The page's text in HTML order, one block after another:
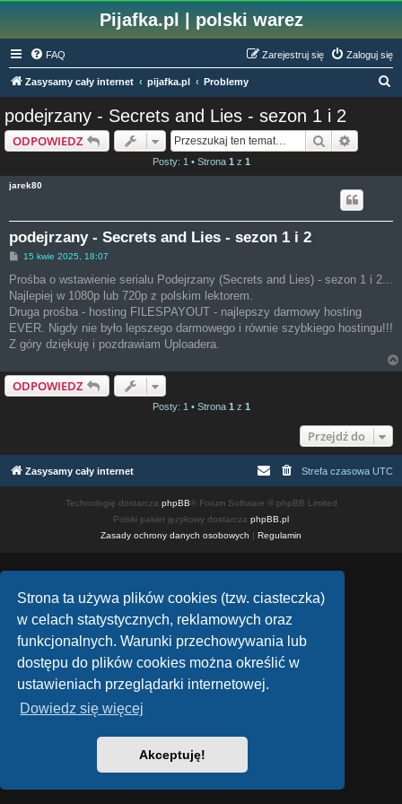
Strona ta używa plików cookies (tzw. ciasteczka)
w celach statystycznych, reklamowych oraz
funkcjonalnych. Warunki przechowywania lub
dostępu do plików cookies można określić w
ustawieniach przeglądarki internetowej.
Dowiedz się więcej
Akceptuję!
Pijafka.pl | polski warez
FAQ Zaloguj się
Zarejestruj się
Zasysamy cały internet pijafka.pl Problemy
podejrzany - Secrets and Lies - sezon 1 i 2
ODPOWIEDZ Szukaj
Posty: 1 • Strona 1 z 1
jarek80
podejrzany - Secrets and Lies - sezon 1 i 2
P
s
15 kwie 2025, 18:07
Prośba o wstawienie serialu Podejrzany (Secrets and Lies) - sezon 1 i 2...
Najlepiej w 1080p lub 720p z polskim lektorem.
Druga prośba - hosting FILESPAYOUT - najlepszy darmowy hosting
EVER. Nigdy nie było lepszego darmowego i równie szybkiego hostingu!!!
Z góry dziękuję i pozdrawiam Uploadera.
ODPOWIEDZ
Posty: 1 • Strona 1 z 1
Przejdź do
Zasysamy cały internet Strefa czasowa UTC
Technologię dostarcza phpBB® Forum Software © phpBB Limited
Polski pakiet językowy dostarcza phpBB.pl
Zasady ochrony danych osobowych | Regulamin